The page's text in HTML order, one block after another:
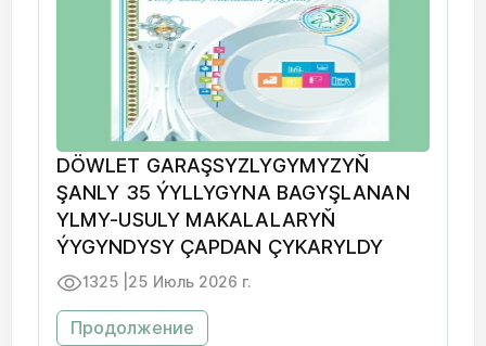
DÖWLET GARAŞSYZLYGYMYZYŇ
ŞANLY 35 ÝYLLYGYNA BAGYŞLANAN
YLMY-USULY MAKALALARYŇ
ÝYGYNDYSY ÇAPDAN ÇYKARYLDY
1325 | 25 Июль 2026 г.
Продолжение